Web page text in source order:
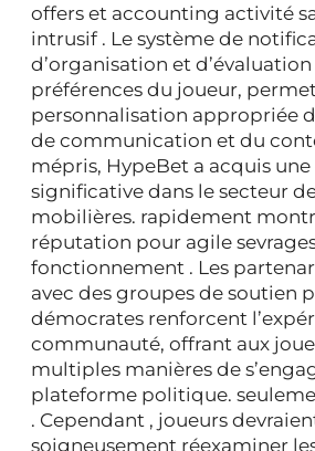
offers et accounting activité
intrusif . Le système de
d’organisation et
préférences du joueur,
personnalisation appropriée
de communication et du
mépris, HypeBet a acquis
significative dans le secteur
mobilières. rapidement
réputation pour agile
fonctionnement . Les
avec des groupes de soutien
démocrates renforcent
communauté, offrant aux
multiples manières de
plateforme politique.
. Cependant , joueurs
soigneusement réexaminer